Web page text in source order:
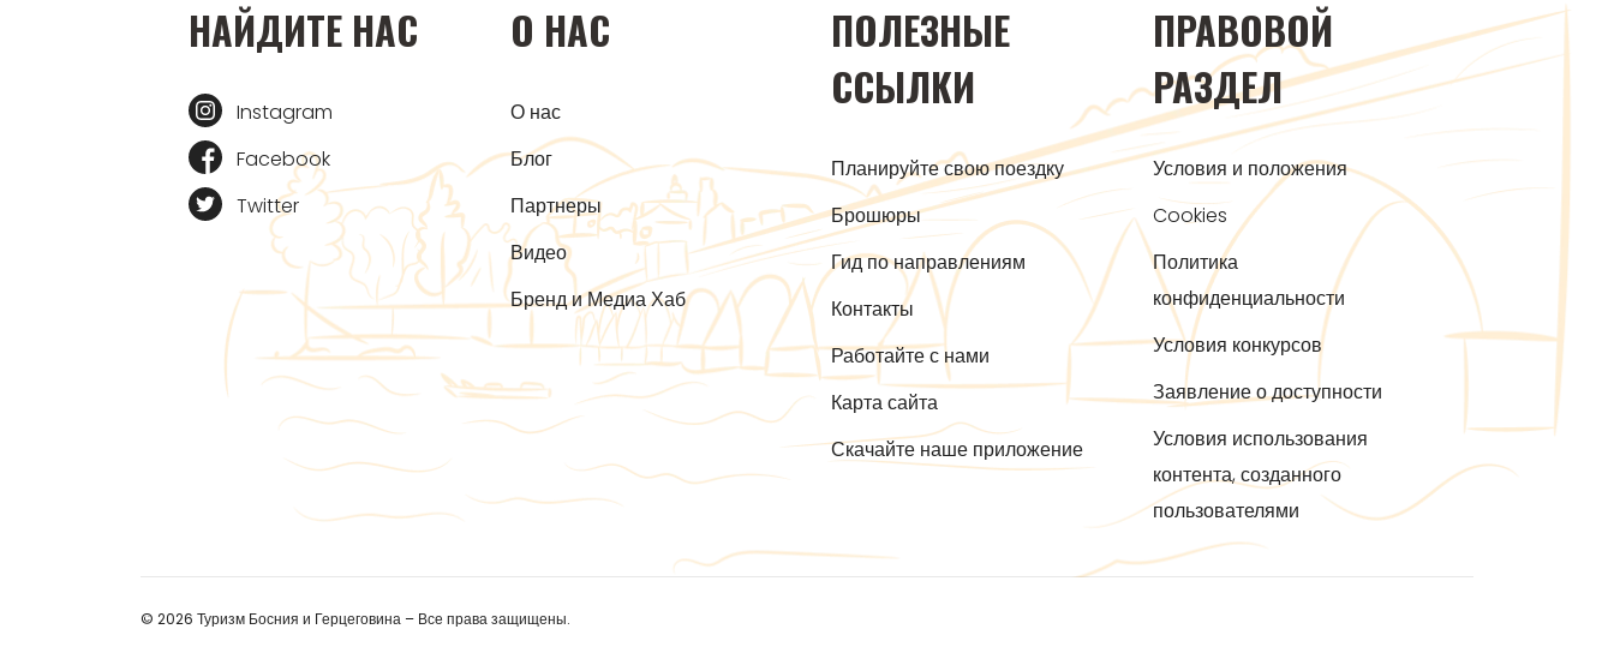
НАЙДИТЕ НАС
Instagram
Facebook
Twitter
О НАС
О нас
Блог
Партнеры
Видео
Бренд и Медиа Хаб
ПОЛЕЗНЫЕ
ССЫЛКИ
Планируйте свою поездку
Брошюры
Гид по направлениям
Контакты
Работайте с нами
Карта сайта
Скачайте наше приложение
ПРАВОВОЙ
РАЗДЕЛ
Условия и положения
Cookies
Политика
конфиденциальности
Условия конкурсов
Заявление о доступности
Условия использования
контента, созданного
пользователями
© 2026 Туризм Босния и Герцеговина – Все права защищены.